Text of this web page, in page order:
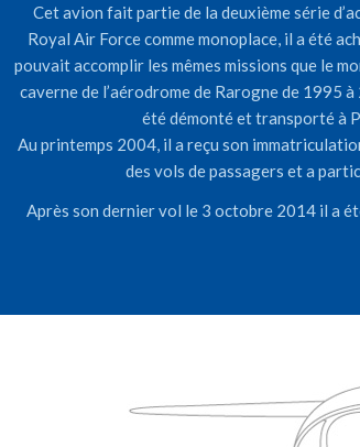
Cet avion fait partie de la deuxième série
Royal Air Force comme monoplace, il a été
pouvait accomplir les mêmes missions que le
caverne de l’aérodrome de Rarogne de 1995
été démonté et transporté à
Au printemps 2004, il a reçu son
des vols de passagers et a
Après son dernier vol le 3 octobre 2014 il a